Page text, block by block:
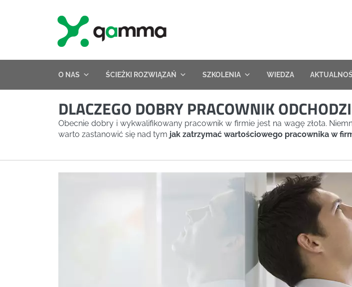
O NAS ŚCIEŻKI ROZWIĄZAŃ SZKOLENIA WIEDZA
DLACZEGO DOBRY PRACOWNIK
Obecnie dobry i wykwalifikowany pracownik w firmie jest na wagę złota.
warto zastanowić się nad tym jak zatrzymać wartościowego pracownika w